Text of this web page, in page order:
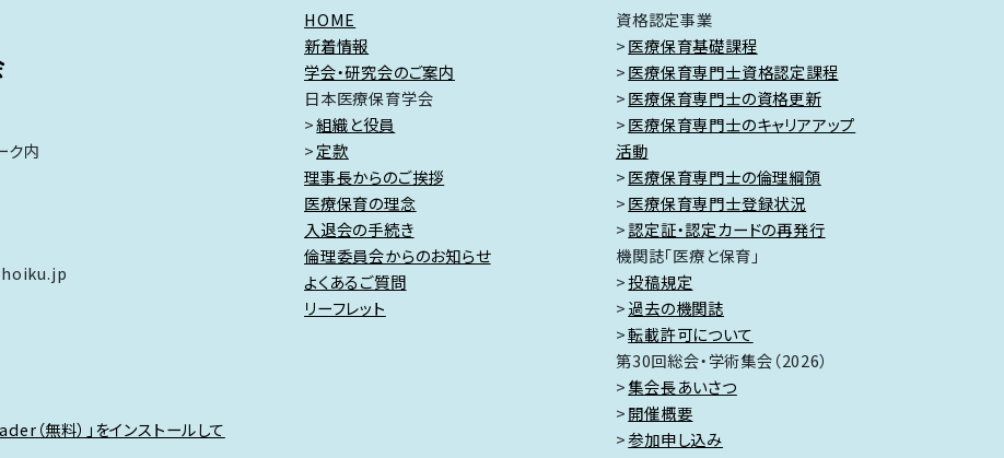
ク内
無料）」をインストールして
HOME
新着情報
学会・研究会のご案内
日本医療保育学会
組織と役員
定款
理事長からのご挨拶
医療保育の理念
入退会の手続き
倫理委員会からのお知らせ
よくあるご質問
リーフレット
資格認定事業
医療保育基礎課程
医療保育専門士資格認定課程
医療保育専門士の資格更新
医療保育専門士のキャリアアップ
活動
医療保育専門士の倫理綱領
医療保育専門士登録状況
認定証・認定カードの再発行
機関誌「医療と保育」
投稿規定
過去の機関誌
転載許可について
第30回総会・学術集会（2026）
集会長あいさつ
開催概要
参加申し込み